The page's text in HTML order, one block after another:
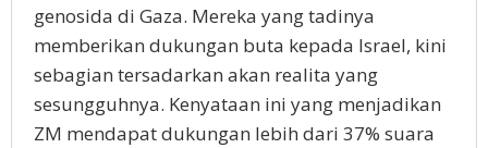
genosida di Gaza. Mereka yang tadinya
memberikan dukungan buta kepada Israel, kini
sebagian tersadarkan akan realita yang
sesungguhnya. Kenyataan ini yang menjadikan
ZM mendapat dukungan lebih dari 37% suara